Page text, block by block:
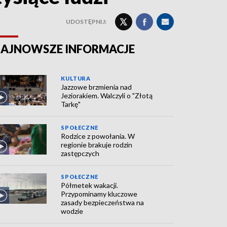
UDOSTĘPNIJ:
INFORMACJE
KULTURA
Jazzowe brzmienia nad
Jeziorakiem. Walczyli o "Złotą
Tarkę"
SPOŁECZNE
Rodzice z powołania. W
regionie brakuje rodzin
zastępczych
SPOŁECZNE
Półmetek wakacji.
Przypominamy kluczowe
zasady bezpieczeństwa na
wodzie